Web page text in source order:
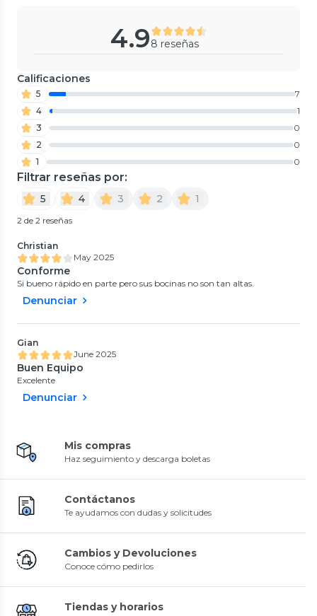
4.98 reseñas
Calificaciones
5
7
4
1
3
0
2
0
1
0
Filtrar reseñas por:
5 4 3 2 1
2 de 2 reseñas
Christian
May 2025
Conforme
Si bueno rápido en parte pero sus bocinas no son tan altas.
Denunciar
Gian
June 2025
Buen Equipo
Excelente
Denunciar
Mis compras
Haz seguimiento y descarga boletas
Contáctanos
Te ayudamos con dudas y solicitudes
Cambios y Devoluciones
Conoce cómo pedirlos
Tiendas y horarios